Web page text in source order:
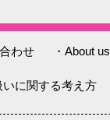
わせ
・About us
いに関する考え方